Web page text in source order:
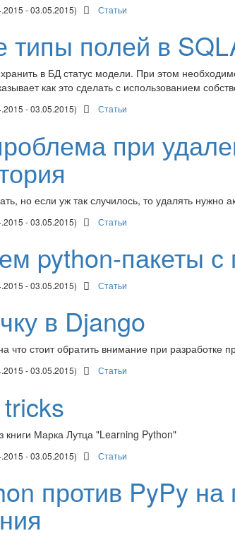
- 03.05.2015) Статьи
типы полей в
в БД статус модели. При этом
как это сделать с использованием
- 03.05.2015) Статьи
при
но если уж так случилось, то удалять нужно
- 03.05.2015) Статьи
python-пакеты
- 03.05.2015) Статьи
в Django
что стоит обратить внимание при разработке
- 03.05.2015) Статьи
книги Марка Лутца "Learning Python"
- 03.05.2015) Статьи
против PyPy на